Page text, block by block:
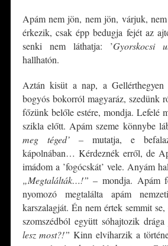
Apám nem jön, nem jön, várjuk,
érkezik, csak épp bedugja fejét az
senki nem láthatja: ’Gyorskocsi
hallhatón.
Aztán kisüt a nap, a
bogyós bokorról magyaráz, szedünk
főzünk belőle estére, mondja. Lefelé
szikla előtt. Apám szeme könnybe
meg téged’ –mutatja, e
kápolnában… Kérdeznék erről, de
imádom a ’fogócskát’ vele. Anyám
„Megtalálták…!” – mondja. Apám
nyomozó megtalálta apám
karszalagját. Én nem értek semmit
szomszédból együtt sóhajtozik
lesz most?!” Kinn elviharzik a